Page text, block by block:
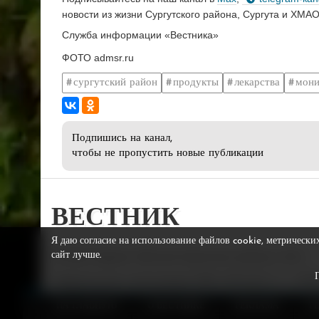
новости из жизни Сургутского района, Сургута и ХМАО.
Служба информации «Вестника»
ФОТО admsr.ru
сургутский район продукты лекарства
Подпишись на канал,
чтобы не пропустить новые публикации
ВЕСТНИК
Сетевое издание «Вестник Сургутского района» (16+)
Свидетельство о регистрации СМИ: ЭЛ № ФС 77 –
Я даю согласие на использование файлов cookie,
сайт лучше.